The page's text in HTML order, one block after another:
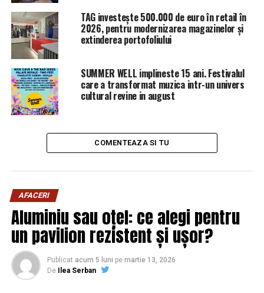
Florin Busuioc a fost operat! Care este starea lui de
sănătate. Detalii de ultimă oră. Reacția lui Raed Arafat |
Sibiul de AZI
TAG investește 500.000 de euro în retail în
2026, pentru modernizarea magazinelor și
extinderea portofoliului
SUMMER WELL implineste 15 ani. Festivalul
care a transformat muzica intr-un univers
cultural revine in august
COMENTEAZA SI TU
AFACERI
Aluminiu sau oțel: ce alegi pentru
un pavilion rezistent și ușor?
Publicat acum 5 luni pe martie 13, 2026
De
Ilea Serban